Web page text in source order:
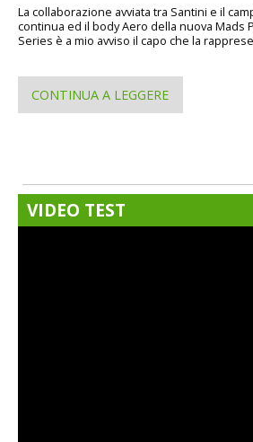
La collaborazione avviata tra Santini e il
continua ed il body Aero della nuova Mads
Series è a mio avviso il capo che la
CONTINUA A LEGGERE
VIDEO TEST